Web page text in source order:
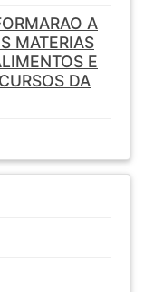
A
MATERIAS
E
DA